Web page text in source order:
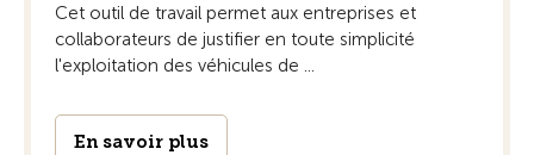
Cet outil de travail permet aux entreprises et
collaborateurs de justifier en toute simplicité
l'exploitation des véhicules de ...
En savoir plus